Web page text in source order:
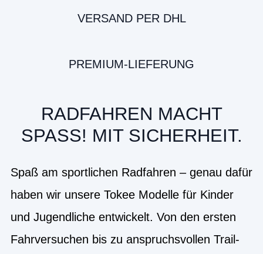
VERSAND PER DHL
PREMIUM-LIEFERUNG
RADFAHREN MACHT
SPASS! MIT SICHERHEIT.
Spaß am sportlichen Radfahren – genau dafür
haben wir unsere Tokee Modelle für Kinder
und Jugendliche entwickelt. Von den ersten
Fahrversuchen bis zu anspruchsvollen Trail-